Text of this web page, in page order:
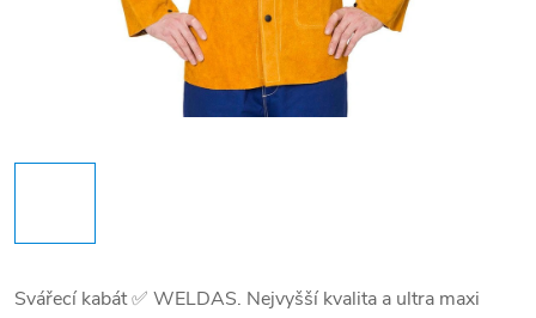
Svářecí kabát ✅ WELDAS. Nejvyšší kvalita a ultra maxi